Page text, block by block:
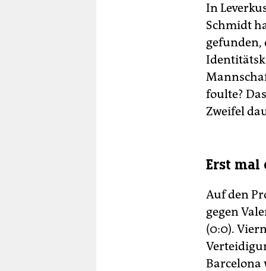
In
Schmidt
gefunden,
foulte?
Zweifel
Erst mal
Auf den
gegen
(0:0).
Barcelona